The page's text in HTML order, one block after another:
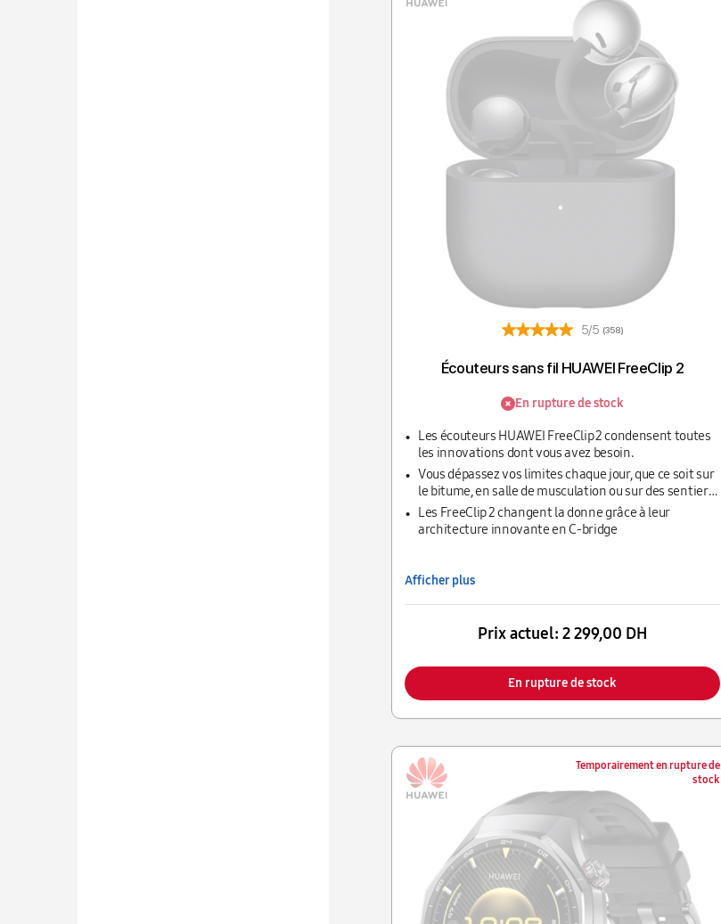
5/5 (358)
Écouteurs sans fil HUAWEI FreeClip 2
En rupture de stock
Les écouteurs HUAWEI FreeClip 2 condensent toutes
les innovations dont vous avez besoin.
Vous dépassez vos limites chaque jour, que ce soit sur
le bitume, en salle de musculation ou sur des sentiers
escarpés.
Les FreeClip 2 changent la donne grâce à leur
architecture innovante en C-bridge
Afficher plus
Prix actuel: 2 299,00 DH
En rupture de stock
Temporairement en rupture de
stock